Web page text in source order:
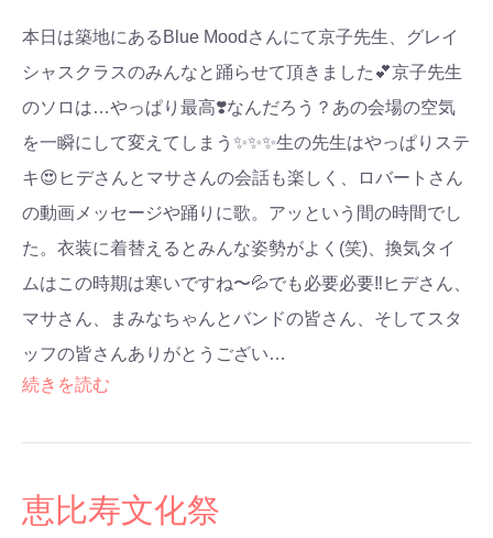
本日は築地にあるBlue Moodさんにて京子先生、グレイ
シャスクラスのみんなと踊らせて頂きました💕京子先生
のソロは…やっぱり最高❣️なんだろう？あの会場の空気
を一瞬にして変えてしまう✨✨✨生の先生はやっぱりステ
キ😍ヒデさんとマサさんの会話も楽しく、ロバートさん
の動画メッセージや踊りに歌。アッという間の時間でし
た。衣装に着替えるとみんな姿勢がよく(笑)、換気タイ
ムはこの時期は寒いですね〜💦でも必要必要‼️ヒデさん、
マサさん、まみなちゃんとバンドの皆さん、そしてスタ
ッフの皆さんありがとうござい…
続きを読む
恵比寿文化祭